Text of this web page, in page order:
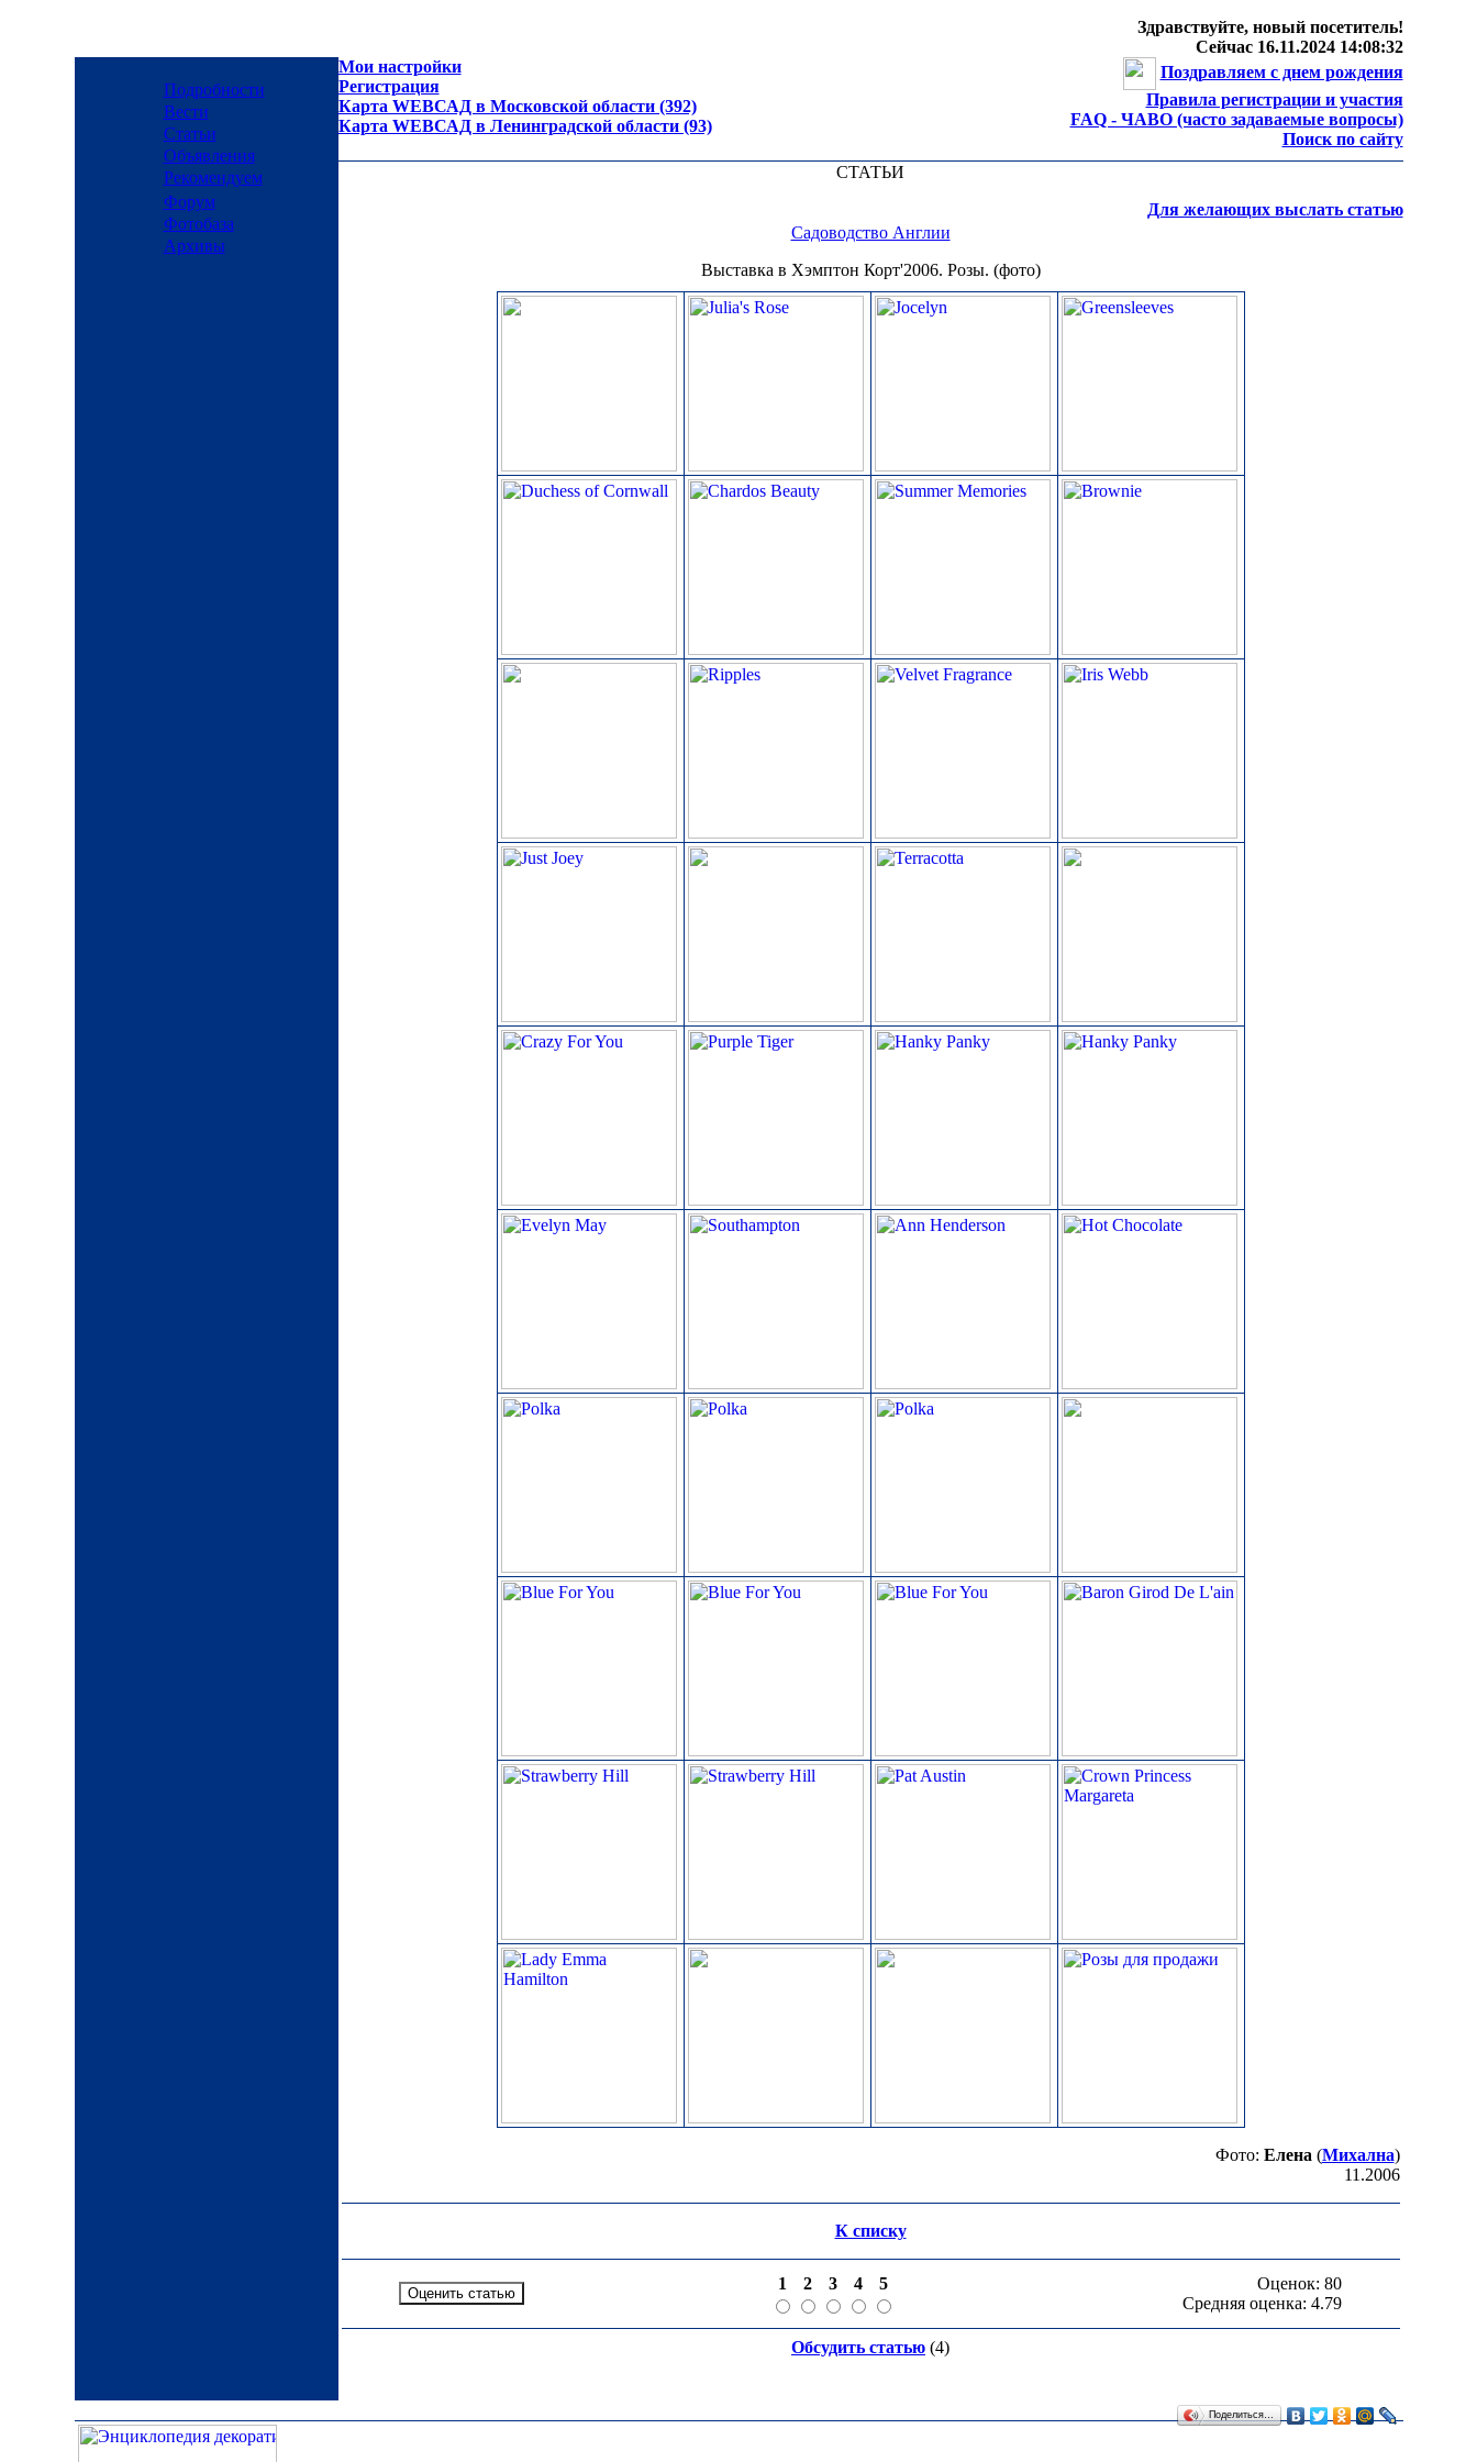
Здравствуйте, новый посетитель!
Сейчас 16.11.2024 14:08:32
Подробности
Вести
Статьи
Объявления
Рекомендуем
Форум
Фотобаза
Архивы
Мои настройки
Регистрация
Карта WEBСАД в Московской области (392)
Карта WEBСАД в Ленинградской области (93)
Поздравляем с днем рождения
Правила регистрации и участия
FAQ - ЧАВО (часто задаваемые вопросы)
Поиск по сайту
СТАТЬИ
Для желающих выслать статью
Садоводство Англии
Выставка в Хэмптон Корт'2006. Розы. (фото)
Фото: Елена (Михална)
11.2006
К списку
1 2 3 4 5
Оценок: 80
Средняя оценка: 4.79
Обсудить статью (4)
Поделиться…